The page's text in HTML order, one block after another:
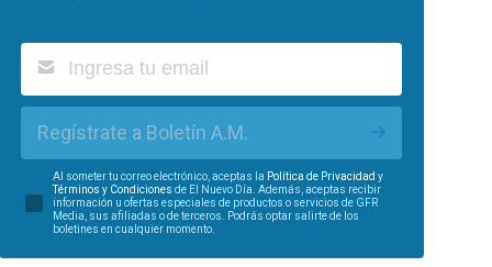
Regístrate a Boletín A.M.
Al someter tu correo electrónico, aceptas la Política de Privacidad y
Términos y Condiciones de El Nuevo Día. Además, aceptas recibir
información u ofertas especiales de productos o servicios de GFR
Media, sus afiliadas o de terceros. Podrás optar salirte de los
boletines en cualquier momento.